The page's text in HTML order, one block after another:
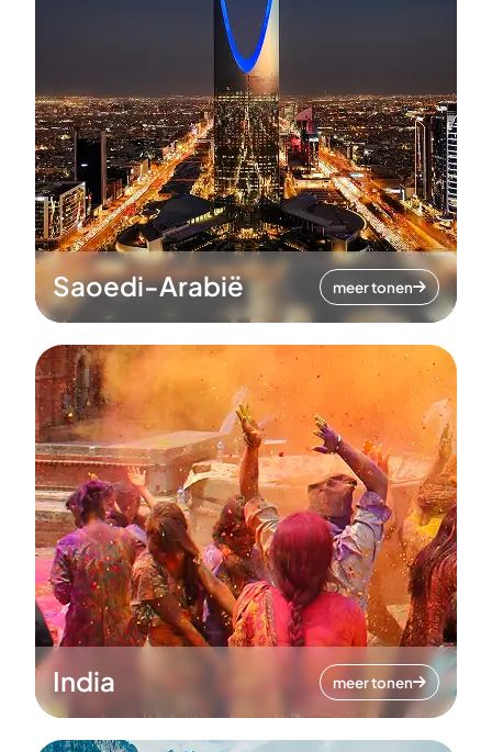
Saoedi-Arabië meer tonen
India meer tonen